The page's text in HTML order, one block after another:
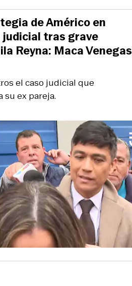
el caso judicial que
su ex pareja.
de Américo en
judicial tras grave
Reyna: Maca Venegas